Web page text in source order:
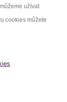
užívat
cookies můžete